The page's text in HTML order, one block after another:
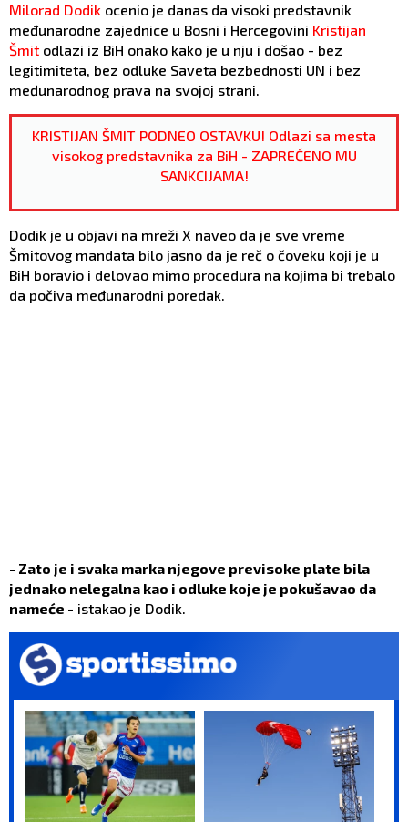
Milorad Dodik ocenio je danas da visoki predstavnik
međunarodne zajednice u Bosni i Hercegovini Kristijan
Šmit odlazi iz BiH onako kako je u nju i došao - bez
legitimiteta, bez odluke Saveta bezbednosti UN i bez
međunarodnog prava na svojoj strani.
KRISTIJAN ŠMIT PODNEO OSTAVKU! Odlazi sa mesta
visokog predstavnika za BiH - ZAPREĆENO MU
SANKCIJAMA!
Dodik je u objavi na mreži X naveo da je sve vreme
Šmitovog mandata bilo jasno da je reč o čoveku koji je u
BiH boravio i delovao mimo procedura na kojima bi trebalo
da počiva međunarodni poredak.
- Zato je i svaka marka njegove previsoke plate bila
jednako nelegalna kao i odluke koje je pokušavao da
nameće - istakao je Dodik.